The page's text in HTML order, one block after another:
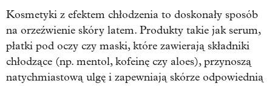
Kosmetyki z efektem chłodzenia to doskonały sposób
na orzeźwienie skóry latem. Produkty takie jak serum,
płatki pod oczy czy maski, które zawierają składniki
chłodzące (np. mentol, kofeinę czy aloes), przynoszą
natychmiastową ulgę i zapewniają skórze odpowiednią